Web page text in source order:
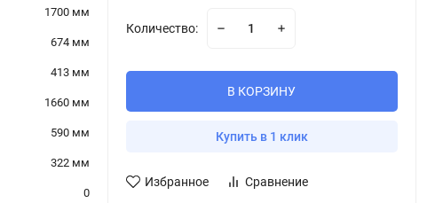
1700 мм
674 мм
413 мм
1660 мм
590 мм
322 мм
0
Количество:
В КОРЗИНУ
Купить в 1 клик
Избранное Сравнение